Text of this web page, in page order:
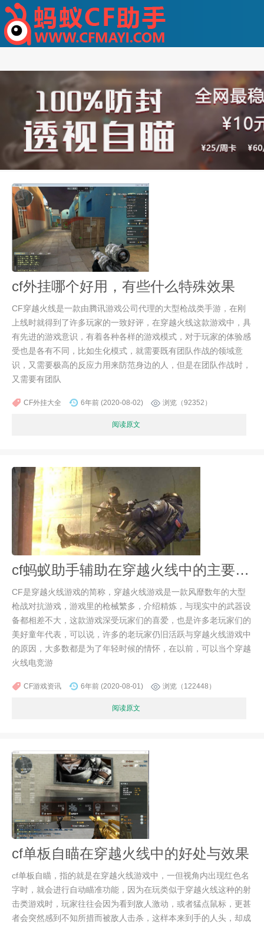
cf外挂哪个好用，有些什么特殊效果
CF穿越火线是一款由腾讯游戏公司代理的大型枪战类手游，在刚
上线时就得到了许多玩家的一致好评，在穿越火线这款游戏中，具
有先进的游戏意识，有着各种各样的游戏模式，对于玩家的体验感
受也是各有不同，比如生化模式，就需要既有团队作战的领域意
识，又需要极高的反应力用来防范身边的人，但是在团队作战时，
又需要有团队
CF外挂大全 6年前 (2020-08-02) 浏览（92352）
阅读原文
cf蚂蚁助手辅助在穿越火线中的主要功能
CF是穿越火线游戏的简称，穿越火线游戏是一款风靡数年的大型
枪战对抗游戏，游戏里的枪械繁多，介绍精炼，与现实中的武器设
备都相差不大，这款游戏深受玩家们的喜爱，也是许多老玩家们的
美好童年代表，可以说，许多的老玩家仍旧活跃与穿越火线游戏中
的原因，大多数都是为了年轻时候的情怀，在以前，可以当个穿越
火线电竞游
CF游戏资讯 6年前 (2020-08-01) 浏览（122448）
阅读原文
cf单板自瞄在穿越火线中的好处与效果
cf单板自瞄，指的就是在穿越火线游戏中，一但视角内出现红色名
字时，就会进行自动瞄准功能，因为在玩类似于穿越火线这种的射
击类游戏时，玩家往往会因为看到敌人激动，或者猛点鼠标，更甚
者会突然感到不知所措而被敌人击杀，这样本来到手的人头，却成